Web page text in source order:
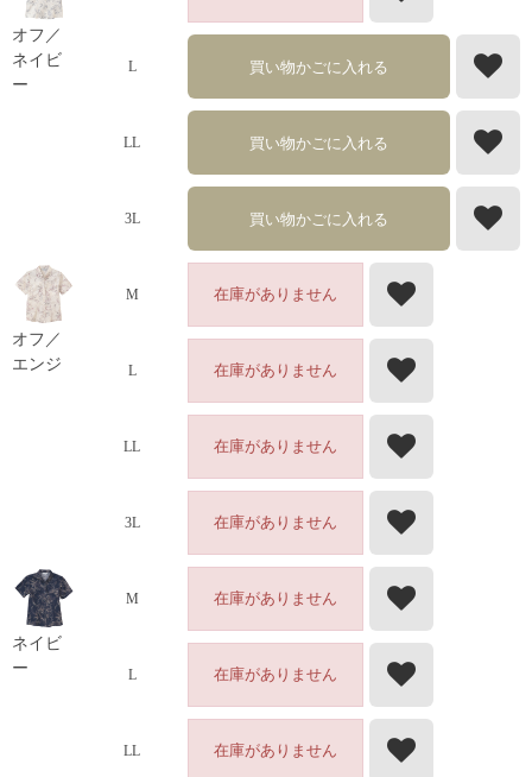
オフ／
ネイビ
ー
L 買い物かごに入れる
LL 買い物かごに入れる
3L 買い物かごに入れる
オフ／
エンジ
M 在庫がありません
L 在庫がありません
LL 在庫がありません
3L 在庫がありません
ネイビ
ー
M 在庫がありません
L 在庫がありません
LL 在庫がありません